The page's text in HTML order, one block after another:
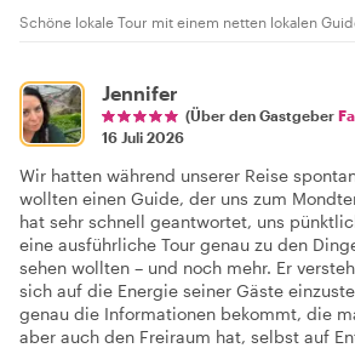
Schöne lokale Tour mit einem netten lokalen
Jennifer
(Über den Gastgeber
16 Juli 2026
Wir hatten während unserer Reise
wollten einen Guide, der uns zum
hat sehr schnell geantwortet, uns
eine ausführliche Tour genau zu den
sehen wollten – und noch mehr. Er
sich auf die Energie seiner Gäste
genau die Informationen bekommt, die
aber auch den Freiraum hat, selbst auf